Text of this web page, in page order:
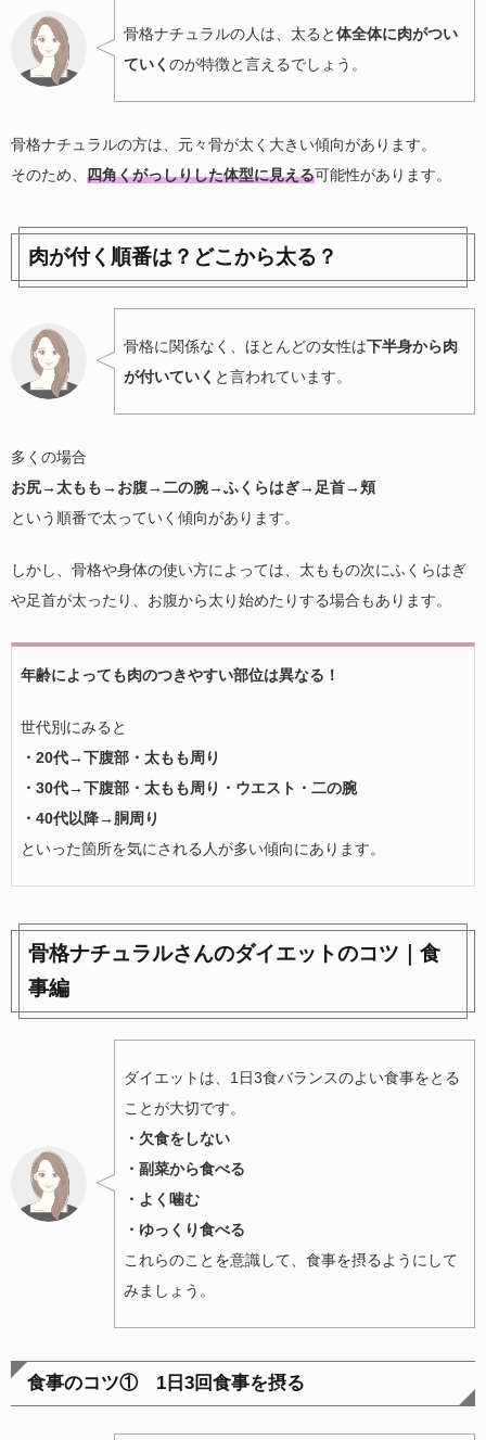
骨格ナチュラルの人は、太ると体全体に肉がつい
ていく のが特徴と言えるでしょう。
骨格ナチュラルの方は、元々骨が太く大きい傾向があります。
そのため、 四角くがっしりした体型に見える可能性があります。
肉が付く順番は？どこから太る？
骨格に関係なく、ほとんどの女性は下半身から肉
が付いていく と言われています。
多くの場合
お尻→太もも→お腹→二の腕→ふくらはぎ→足首→頬
という順番で太っていく傾向があります。
しかし、骨格や身体の使い方によっては、太ももの次にふくらはぎ
や足首が太ったり、お腹から太り始めたりする場合もあります。
年齢によっても肉のつきやすい部位は異なる！
世代別にみると
・20代→下腹部・太もも周り
・30代→下腹部・太もも周り・ウエスト・二の腕
・40代以降→胴周り
といった箇所を気にされる人が多い傾向にあります。
骨格ナチュラルさんのダイエットのコツ｜食
事編
ダイエットは、1日3食バランスのよい食事をとる
ことが大切です。
・欠食をしない
・副菜から食べる
・よく噛む
・ゆっくり食べる
これらのことを意識して、食事を摂るようにして
みましょう。
食事のコツ① 1日3回食事を摂る